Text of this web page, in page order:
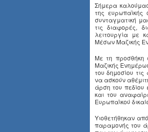
Σήμερα
της ευρωπαϊκής
συνταγματική
τις διαφορές,
λειτουργία με
Μέσων Μαζικής
Με τη προσθήκη
Μαζικής
του δημοσίου
να ασκούν
άρση του πεδίου
και του
Ευρωπαϊκού
Υιοθετήθηκαν
παραμονής του